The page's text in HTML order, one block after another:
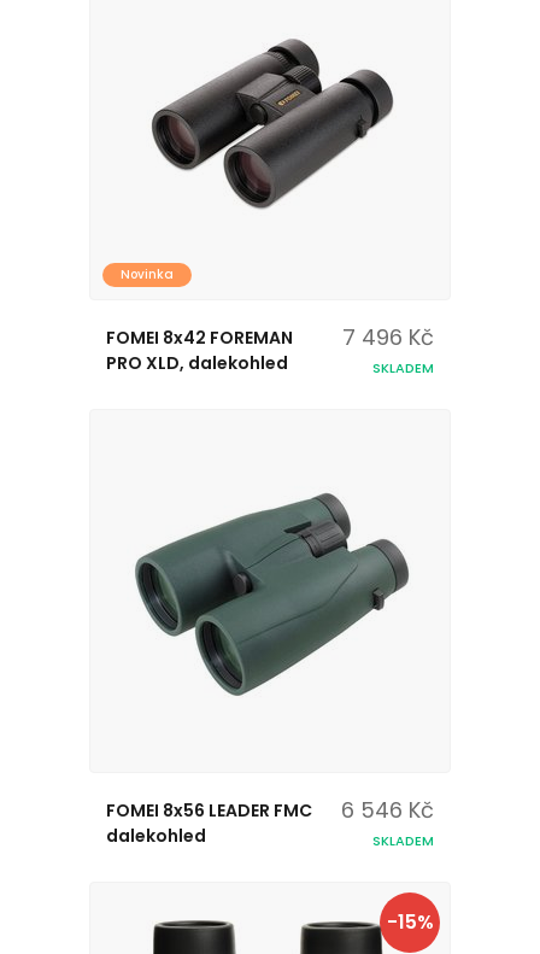
Novinka
FOMEI 8x42 FOREMAN
PRO XLD, dalekohled
7 496 Kč
SKLADEM
FOMEI 8x56 LEADER FMC
dalekohled
6 546 Kč
SKLADEM
-15%